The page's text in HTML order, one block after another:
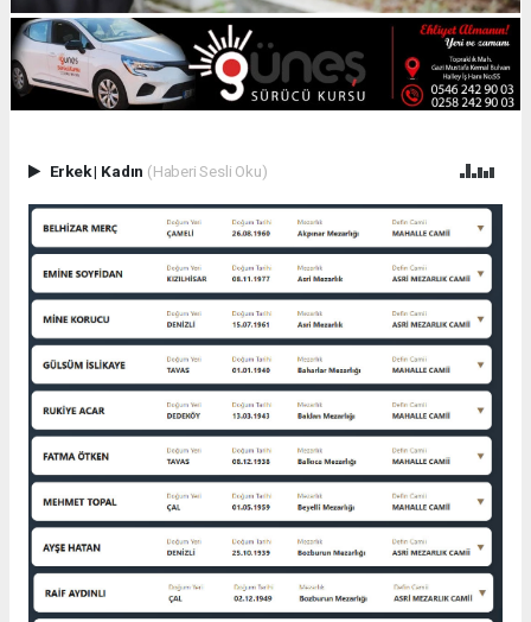
Erkek| Kadın (Haberi Sesli Oku)